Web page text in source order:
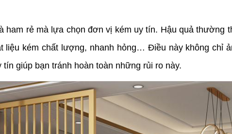
rẻ mà lựa chọn đơn vị kém uy tín. Hậu quả thường
liệu kém chất lượng, nhanh hỏng… Điều này không chỉ
giúp bạn tránh hoàn toàn những rủi ro này.